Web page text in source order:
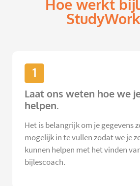
Hoe werkt
1
Laat ons weten hoe we
helpen.
Het is belangrijk om je gegevens
mogelijk in te vullen zodat we je
kunnen helpen met het vinden
bijlescoach.